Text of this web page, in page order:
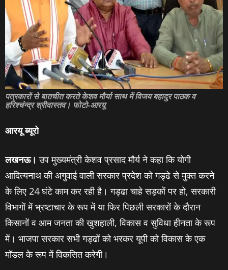
पत्रकारों से बातचीत करते केशव मौर्या साथ में विजय बहादुर पाठक व
हरिश्चंन्द्र श्रीवास्तव। फोटो-आरयू
आरयू ब्‍यूरो
लखनऊ। उप मुख्यमंत्री केशव प्रसाद मौर्य ने कहा कि योगी
आदित्यनाथ की अगुवाई वाली सरकार प्रदेश को गड्ढे से मुक्त करने
के लिए 24 घंटे काम कर रही है। गड्ढा चाहे सड़कों पर हो, सरकारी
विभागों में भ्रष्टाचार के रूप में या फिर पिछली सरकारों के दौरान
किसानों व आम जनता की खुशहाली, विकास व सुविधा हीनता के रूप
में। भाजपा सरकार सभी गड्ढों को भरकर यूपी को विकास के एक
मॉडल के रूप में विकसित करेगी।